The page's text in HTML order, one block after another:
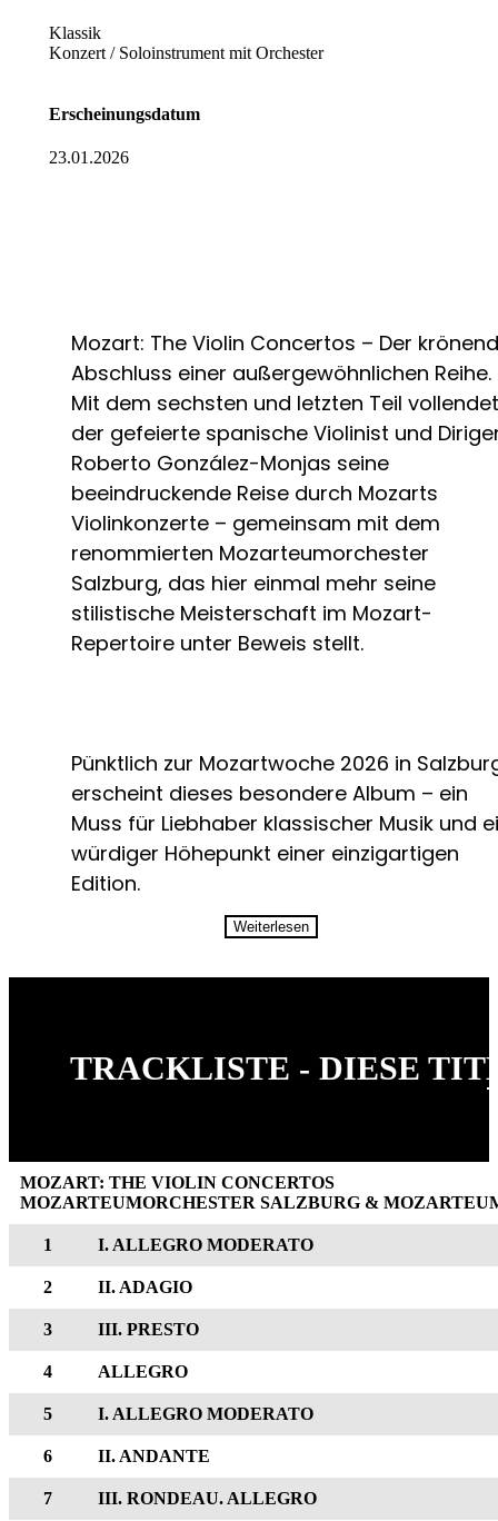
Klassik
Konzert / Soloinstrument mit Orchester
Erscheinungsdatum
23.01.2026
Mozart: The Violin Concertos – Der
Abschluss einer außergewöhnlichen Reihe.
Mit dem sechsten und letzten Teil vollendet
der gefeierte spanische Violinist und
Roberto González-Monjas seine
beeindruckende Reise durch Mozarts
Violinkonzerte – gemeinsam mit dem
renommierten Mozarteumorchester
Salzburg, das hier einmal mehr seine
stilistische Meisterschaft im Mozart-
Repertoire unter Beweis stellt.
Pünktlich zur Mozartwoche 2026 in
erscheint dieses besondere Album – ein
Muss für Liebhaber klassischer Musik und
würdiger Höhepunkt einer einzigartigen
Edition.
Weiterlesen
TRACKLISTE - DIESE
MOZART: THE VIOLIN CONCERTOS
MOZARTEUMORCHESTER SALZBURG &
1 I. ALLEGRO MODERATO
2 II. ADAGIO
3 III. PRESTO
4 ALLEGRO
5 I. ALLEGRO MODERATO
6 II. ANDANTE
7 III. RONDEAU. ALLEGRO